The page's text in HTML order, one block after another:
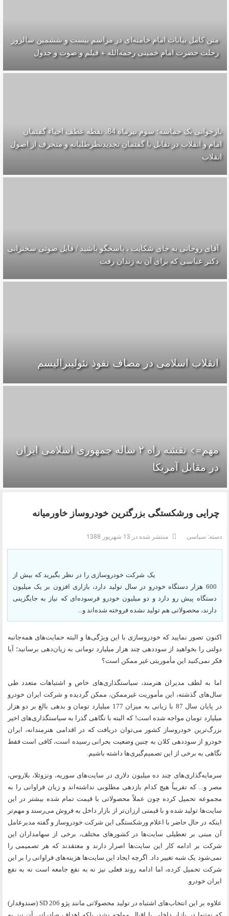
متن کامل بیانات امام خامنه‌ای در مراسم بیست و ششمین سالروز
رحلت حضرت امام خمینی رحمه‌الله + فیلم و صوت و جدول
بازخوانی یک حماسه؛ سوم تیرماه 84، نقطه عطف احیاء گفتمان
امام و انقلاب در تقابل با گفتمان تجدیدنظرطلبانه و منحرف از اصول
انقلاب
آقای روحانی به جای شکایت ، پاسخگو باشید / فایل صوتی سخنرانی
دکتر عباسی که برای آن به زندان رفت
انقلاب اسلامی در مصاف نفوذ نئولیبرالیسم
مهم=> نقشه راه ۲ ساله جمهوری اسلامی ایران
در مقابل آمریکا
چرایی ورشکستگی بزرگترین خودروساز خاورمیانه
دسته: سیاسی منتشر شده در 13 شهریور 1388
یک شرکت خودروسازی را در نظر بگیرید که بیش از
600 هزار دستگاه خودرو در سال تولید دارد، بازاری افزون بر یک میلیون
دستگاه پیش رو دارد و دو میلیون خودرو فرسوده‌ای که نیاز به جایگزینی
دارند، محصولاتی هم تولید نشده فروخته شده‌اند و...
اکنون تصور نمایید که خودروسازی با این ویژگی‌ها و البته حمایت‌های همه‌جانبه
دولتی را بخواهید از سوددهی چند هزار میلیارد تومانی به زیان‌دهی برسانید؛ آیا
فکر نمی‌کنید این مأموریتی غیر ممکن است؟
اما به لطف مدیران هنرمند، سیاستگذاری‌های خاص و اشتباهات متعدد طی
سال‌های گذشته، این مأموریت غیرممکن، ممکن گردیده و شرکت ایران خودرو
در پایان سال 87 با زیانی به میزان 177 میلیارد تومان و بدهی بالغ بر دو هزار
میلیارد تومان مواجه شده است! که البته با نگاهی گذرا به سیاستگذاری‌های اخیر
بزرگ‌ترین خودروساز کشور می‌توان دریافت که در اقدامی هنرمندانه، ایران
خودرو از سوددهی کلان به چنین وضعیت بحرانی رسیده است، کافی است فقط
نگاهی به برخی از این تصمیم‌گیری‌ها داشته باشیم.
سرمایه‌گذاری‌های چند ده میلیون دلاری در سایت‌های سوریه، ونزوئلا، بلاروس،
مصر و... که تقریباً هیچ کدام بازدهی مطلوبی نداشته‌اند و زیان فراوانی را به
مجموعه تحمیل کرده چون عملاً محصولاتی با قیمت تمام شده بیشتر در این
سایت‌ها تولید شده و با قیمتی ارزان‌تر از بازار داخل به فروش می‌رسند و مهم‌تر
اینکه در حال حاضر با اعلام ورشکستگی این شرکت خودروساز و گفته مدیرعامل
آن مبنی بر تعطیلی سایت‌ها در کشورهای مختلف، برخی از سهامداران این
شرکت بر ادامه کار این سایت‌ها اصرار دارند و معتقدند که هر تصمیمی را
نمی‌شود یک شبه تغییر داد. اگرچه ایجاد این سایت‌ها هزینه‌های فراوانی را بر این
شرکت تحمیل کرده، ‌اما ادامه روند فعلی نیز نه به نفع جامعه است نه به نفع
ایران خودرو.
علاوه بر این انتخاب‌های اشتباه در تولید محصولاتی مانند پژو 206 SD (صندوقدار)